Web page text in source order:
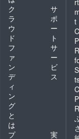
ク
ラ
ウ
ド
フ
ァ
ン
デ
ィ
ン
グ
と
は
サ
ポ
ー
ト
サ
ー
ビ
ス
プ
実
t